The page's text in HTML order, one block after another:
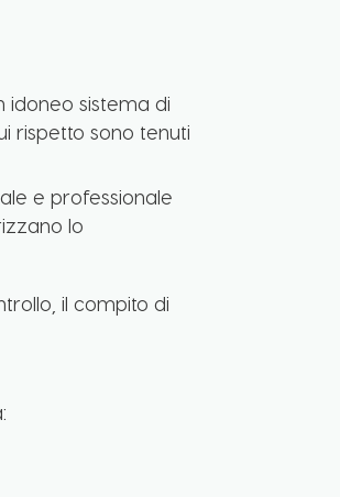
idoneo sistema di
rispetto sono tenuti
e professionale
lo
il compito di